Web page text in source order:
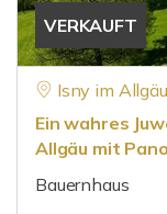
VERKAUFT
Isny im Allgäu
Ein wahres
Allgäu mit
Bauernhaus